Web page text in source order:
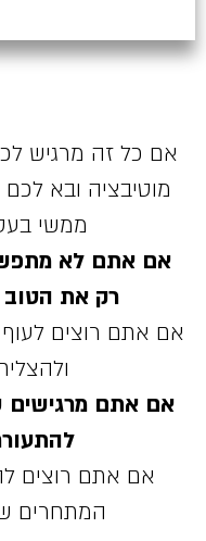
אם כל זה מרגיש
מוטיבציה ובא לכם
ממשי
אם אתם לא
רק את הטוב
אם אתם רוצים
אם אתם מרגישים
אם אתם רוצים
המתחרים